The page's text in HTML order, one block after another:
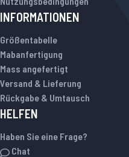
INFORMATIONEN
Größentabelle
Mabanfertigung
Mass angefertigt
Versand & Lieferung
Rückgabe & Umtausch
HELFEN
Haben Sie eine Frage?
Chat